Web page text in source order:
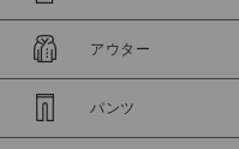
アウター
パンツ